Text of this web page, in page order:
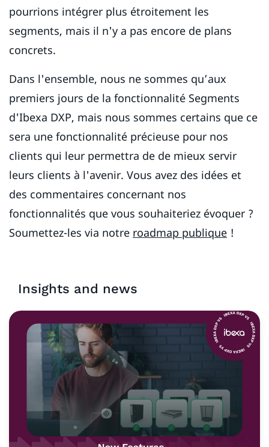
pourrions intégrer plus étroitement les
segments, mais il n'y a pas encore de plans
concrets.
Dans l'ensemble, nous ne sommes qu’aux
premiers jours de la fonctionnalité Segments
d'Ibexa DXP, mais nous sommes certains que ce
sera une fonctionnalité précieuse pour nos
clients qui leur permettra de de mieux servir
leurs clients à l'avenir. Vous avez des idées et
des commentaires concernant nos
fonctionnalités que vous souhaiteriez évoquer ?
Soumettez-les via notre roadmap publique !
Insights and news